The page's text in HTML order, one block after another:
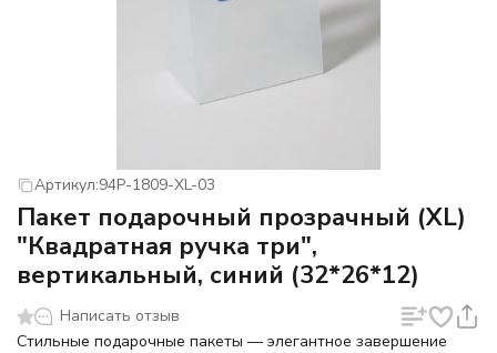
Артикул:94P-1809-XL-03
Пакет подарочный прозрачный (XL)
"Квадратная ручка три",
вертикальный, синий (32*26*12)
Написать отзыв
Стильные подарочные пакеты — элегантное завершение